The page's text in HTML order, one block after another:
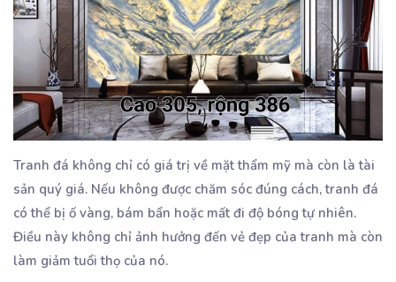
Tranh đá không chỉ có giá trị về mặt thẩm mỹ mà còn là tài
sản quý giá. Nếu không được chăm sóc đúng cách, tranh đá
có thể bị ố vàng, bám bẩn hoặc mất đi độ bóng tự nhiên.
Điều này không chỉ ảnh hưởng đến vẻ đẹp của tranh mà còn
làm giảm tuổi thọ của nó.